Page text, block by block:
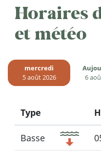
Horaires
et météo
mercredi
5 août 2026
6
Type
Icon
Basse